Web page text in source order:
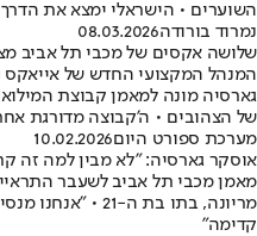
השוערים • הישראלי ימצא את
נמרוד בורודה08.03.2026
שלושה אקסים של מכבי תל אביב
המנהל המקצועי החדש של אייאקס
גארסיה מונה למאמן קבוצת
של הצהובים • ה'קבוצה מדורגת
מערכת ספורט היום10.02.2026
אוסקר גארסיה: "לא מבין למה זה
מאמן מכבי תל אביב לשעבר
מריונה, בתו בת ה-
קדימה"